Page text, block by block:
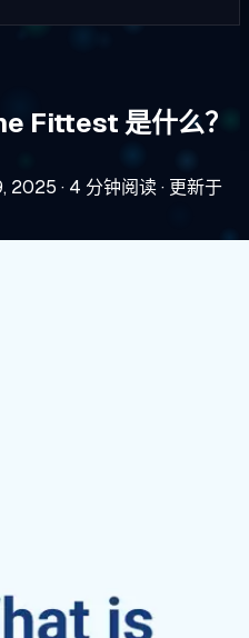
Fittest 是什么？
2025 · 4 分钟阅读· 更新于